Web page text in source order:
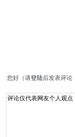
您好（请登陆后发表评论